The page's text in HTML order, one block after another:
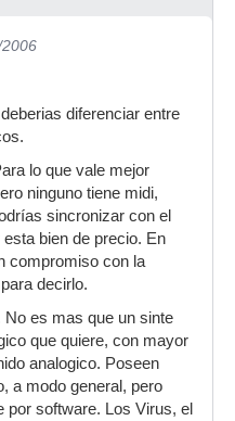
diferenciar entre
lo que vale mejor
ninguno tiene midi,
sincronizar con el
bien de precio. En
compromiso con la
decirlo.
No es mas que un sinte
que quiere, con mayor
analogico. Poseen
a modo general, pero
por software. Los Virus, el